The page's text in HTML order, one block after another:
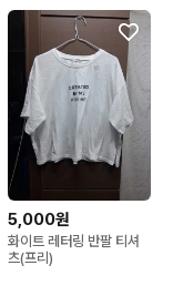
5,000원
화이트 레터링 반팔 티셔
츠(프리)